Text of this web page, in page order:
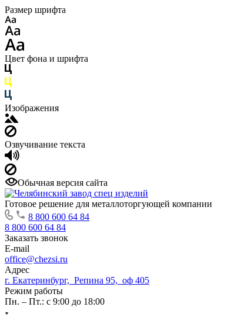
Размер шрифта
Цвет фона и шрифта
Изображения
Озвучивание текста
Обычная версия сайта
Готовое решение для металлоторгующей компании
8 800 600 64 84
8 800 600 64 84
Заказать звонок
E-mail
office@chezsi.ru
Адрес
г. Екатеринбург, Репина 95, оф 405
Режим работы
Пн. – Пт.: с 9:00 до 18:00